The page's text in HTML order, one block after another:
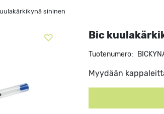
sininen
Bic
Tuotenumero:
Myydään